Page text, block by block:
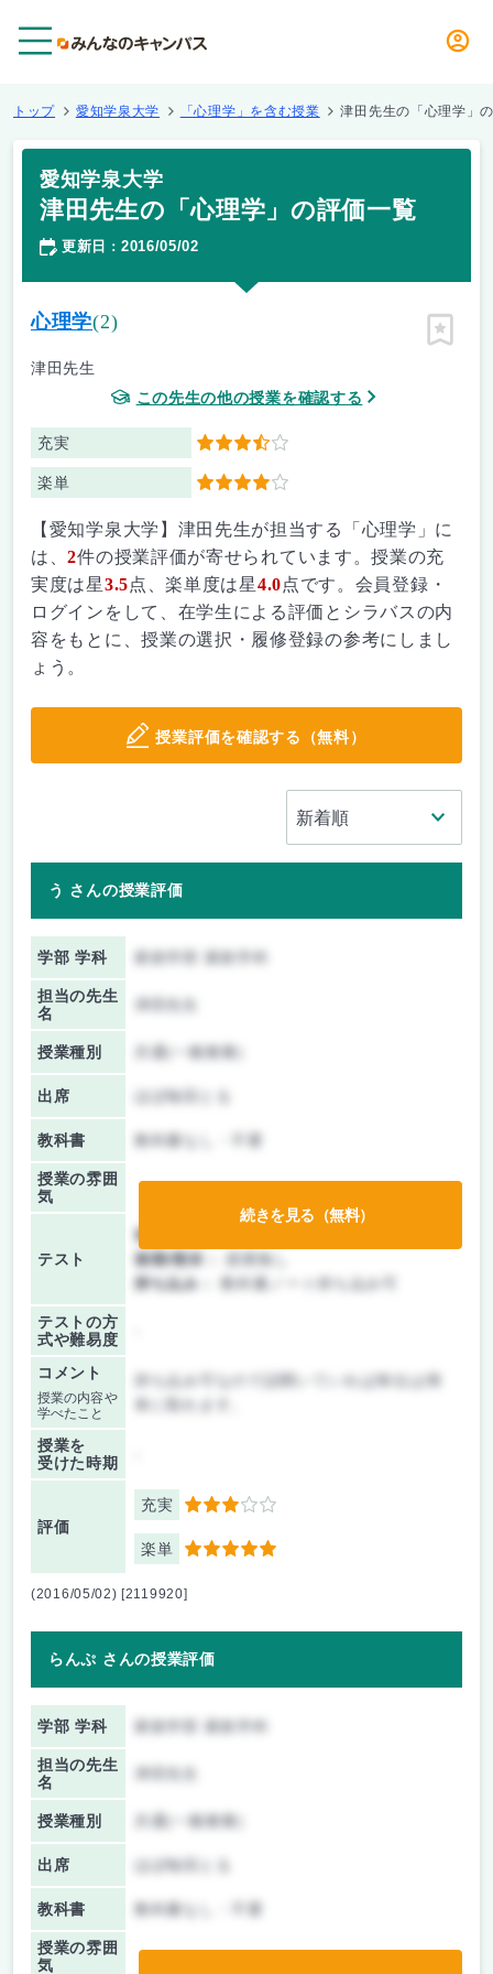
トップ 愛知学泉大学 「心理学」を含む授業 津田先生の「心理学」
愛知学泉大学
津田先生の「心理学」の評価一覧
更新日 ： 2016/05/02
心理学(2)
津田先生
この先生の他の授業を確認する
充実 3.5
楽単 4
ピン留
【愛知学泉大学】津田先生が担当する「心理学」に
は、2件の授業評価が寄せられています。授業の充
実度は星3.5点、楽単度は星4.0点です。会員登録・
ログインをして、在学生による評価とシラバスの内
容をもとに、授業の選択・履修登録の参考にしまし
ょう。
授業評価を確認する（無料）
う さんの授業評価
学部 学科
担当の先生
名
授業種別 共通(一般教養)
出席 ほぼ毎回とる
教科書 教科書なし・不要
授業の雰囲
気
テスト
前期/中間：
後期/期末：
授業無し
持ち込み：
教科書ノート持ち込み可
テストの方
式や難易度
コメント
授業の内容や
学べたこと
授業を
受けた時期
評価
充実 3
楽単 5
続きを見る（無料）
(2016/05/02) [2119920]
らんぷ さんの授業評価
学部 学科
担当の先生
名
授業種別 共通(一般教養)
出席 ほぼ毎回とる
教科書 教科書なし・不要
授業の雰囲
気